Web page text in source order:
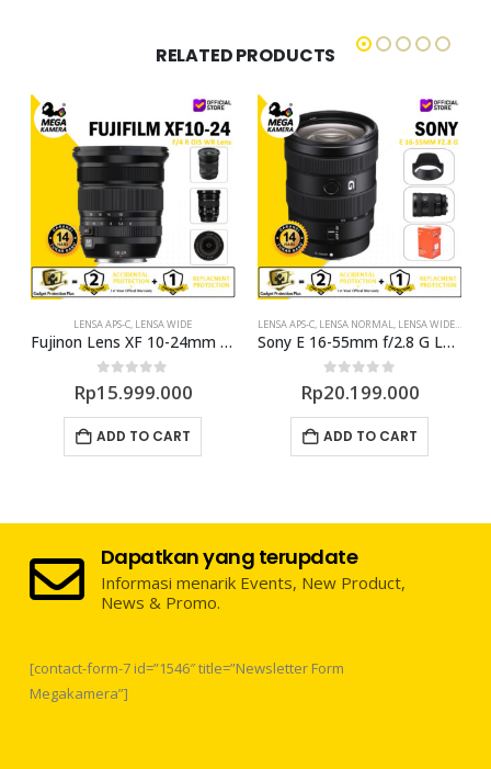
RELATED PRODUCTS
LENSA APS-C, LENSA WIDE
Fujinon Lens XF 10-24mm f4 R OIS WR
0 out of 5
Rp15.999.000
ADD TO CART
LENSA APS-C, LENSA NORMAL, LENSA WIDE,
Sony E 16-55mm f/2.8 G Lens
0out of 5
Rp20.199.000
ADD TO CART
Dapatkan yang terupdate
Informasi menarik Events, New Product,
News & Promo.
[contact-form-7 id=”1546″ title=”Newsletter Form
Megakamera”]